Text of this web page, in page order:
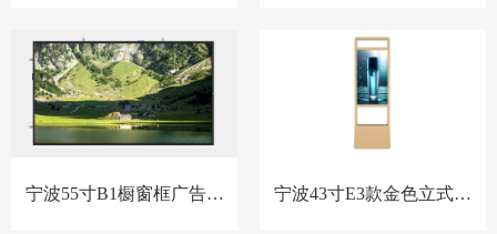
宁波55寸B1橱窗框广告机
宁波43寸E3款金色立式橱